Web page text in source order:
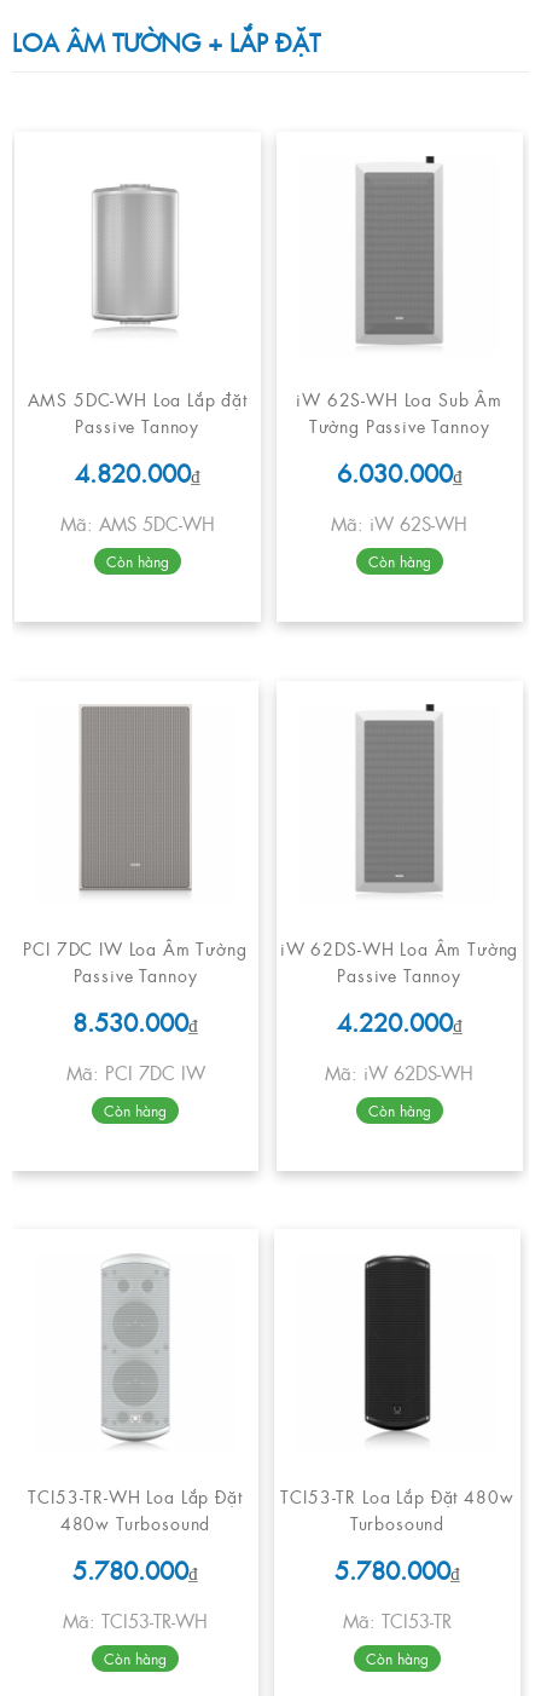
LOA ÂM TƯỜNG + LẮP ĐẶT
AMS 5DC-WH Loa Lắp đặt
Passive Tannoy
4.820.000₫
Mã: AMS 5DC-WH
Còn hàng
iW 62S-WH Loa Sub Âm
Tường Passive Tannoy
6.030.000₫
Mã: iW 62S-WH
Còn hàng
PCI 7DC IW Loa Âm Tường
Passive Tannoy
8.530.000₫
Mã: PCI 7DC IW
Còn hàng
iW 62DS-WH Loa Âm Tường
Passive Tannoy
4.220.000₫
Mã: iW 62DS-WH
Còn hàng
TCI53-TR-WH Loa Lắp Đặt
480w Turbosound
5.780.000₫
Mã: TCI53-TR-WH
Còn hàng
TCI53-TR Loa Lắp Đặt 480w
Turbosound
5.780.000₫
Mã: TCI53-TR
Còn hàng